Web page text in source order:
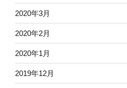
2020年3月
2020年2月
2020年1月
2019年12月